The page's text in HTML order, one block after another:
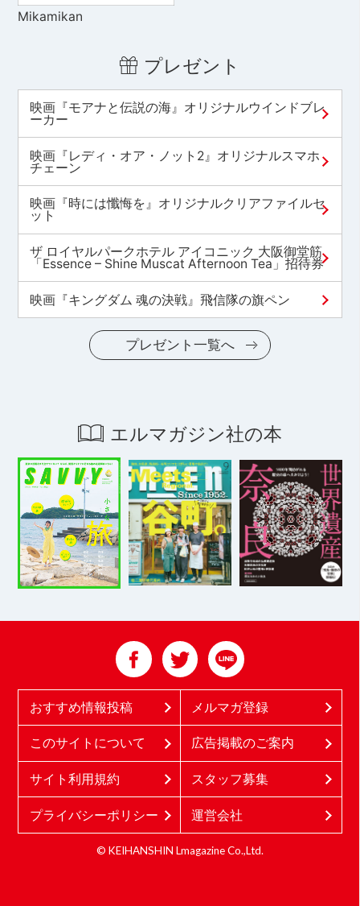
Mikamikan
プレゼント
映画『モアナと伝説の海』オリジナルウインドブレ
ーカー
映画『レディ・オア・ノット2』オリジナルスマホ
チェーン
映画『時には懺悔を』オリジナルクリアファイルセ
ット
ザ ロイヤルパークホテル アイコニック 大阪御堂筋
「Essence – Shine Muscat Afternoon Tea」招待券
映画『キングダム 魂の決戦』飛信隊の旗ペン
プレゼント一覧へ
エルマガジン社の本
おすすめ情報投稿 メルマガ登録
このサイトについて 広告掲載のご案内
サイト利用規約 スタッフ募集
プライバシーポリシー 運営会社
© KEIHANSHIN Lmagazine Co.,Ltd.